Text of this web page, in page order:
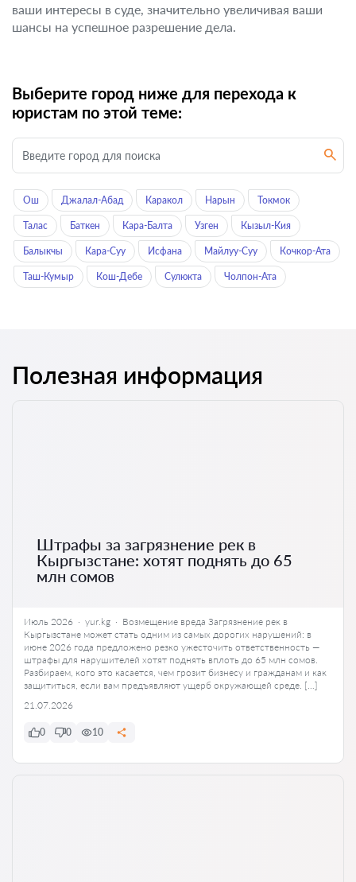
ваши интересы в суде, значительно увеличивая ваши
шансы на успешное разрешение дела.
Выберите город ниже для перехода к
юристам по этой теме:
Ош Джалал-Абад Каракол Нарын Токмок
Талас Баткен Кара-Балта Узген Кызыл-Кия
Балыкчы Кара-Суу Исфана Майлуу-Суу Кочкор-Ата
Таш-Кумыр Кош-Дебе Сулюкта Чолпон-Ата
Полезная информация
Штрафы за загрязнение рек в
Кыргызстане: хотят поднять до 65
млн сомов
Июль 2026 · yur.kg · Возмещение вреда Загрязнение рек в
Кыргызстане может стать одним из самых дорогих нарушений: в
июне 2026 года предложено резко ужесточить ответственность —
штрафы для нарушителей хотят поднять вплоть до 65 млн сомов.
Разбираем, кого это касается, чем грозит бизнесу и гражданам и как
защититься, если вам предъявляют ущерб окружающей среде. […]
21.07.2026
0 0 10